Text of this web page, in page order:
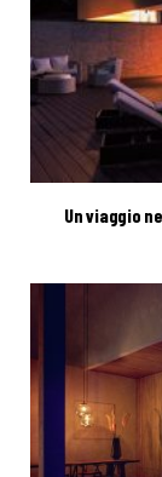
Un viaggio